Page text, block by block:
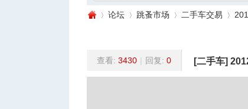
»
论坛
›
跳蚤市场
›
二手车交易
›
查看: 3430 | 回复: 0 [二手车]